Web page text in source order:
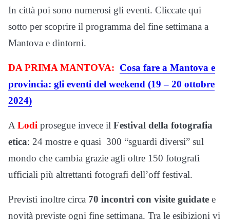
In città poi sono numerosi gli eventi. Cliccate qui
sotto per scoprire il programma del fine settimana a
Mantova e dintorni.
DA PRIMA MANTOVA: Cosa fare a Mantova e
provincia: gli eventi del weekend (19 – 20 ottobre
2024)
A Lodi prosegue invece il Festival della fotografia
etica: 24 mostre e quasi 300 “sguardi diversi” sul
mondo che cambia grazie agli oltre 150 fotografi
ufficiali più altrettanti fotografi dell’off festival.
Previsti inoltre circa 70 incontri con visite guidate e
novità previste ogni fine settimana. Tra le esibizioni vi